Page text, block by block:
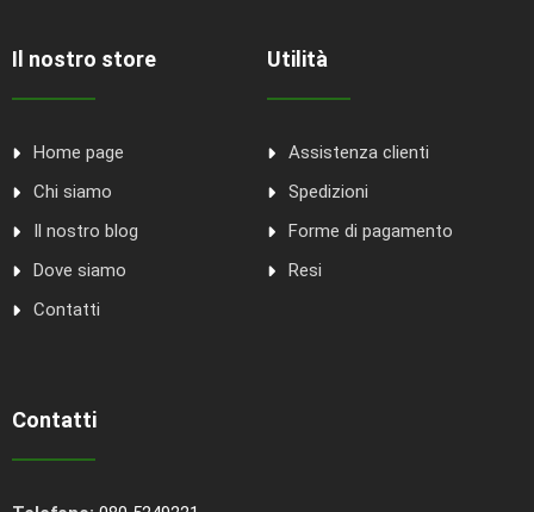
Il nostro store
Home page
Chi siamo
Il nostro blog
Dove siamo
Contatti
Utilità
Assistenza clienti
Spedizioni
Forme di pagamento
Resi
Contatti